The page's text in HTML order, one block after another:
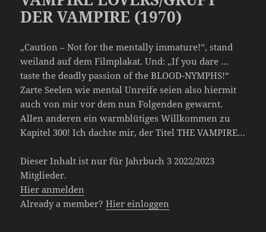
DER VAMPIRE (1970)
„Caution – Not for the mentally immature!“, stand
weiland auf dem Filmplakat. Und: „If you dare …
taste the deadly passion of the BLOOD-NYMPHS!“
Zarte Seelen wie mental Unreife seien also hiermit
auch von mir vor dem nun Folgenden gewarnt.
Allen anderen ein warmblütiges Willkommen zu
Kapitel 300! Ich dachte mir, der Titel THE VAMPIRE…
Dieser Inhalt ist nur für Jahrbuch 3 2022/2023
Mitglieder.
Hier anmelden
Already a member?Hier einloggen